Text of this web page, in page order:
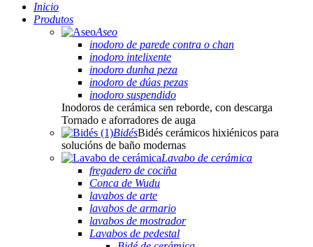
Inicio
Produtos
Aseo
inodoro de parede contra o chan
inodoro intelixente
inodoro dunha peza
inodoro de dúas pezas
inodoro suspendido
Inodoros de cerámica sen reborde, con descarga
Tornado e aforradores de auga
BidésBidés cerámicos hixiénicos para
solucións de baño modernas
Lavabo de cerámica
fregadero de cociña
Conca de Wudu
lavabos de arte
lavabos de armario
lavabos de mostrador
Lavabos de pedestal